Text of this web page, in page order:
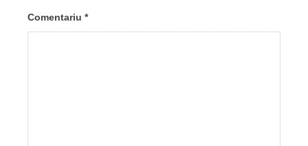
Comentariu *